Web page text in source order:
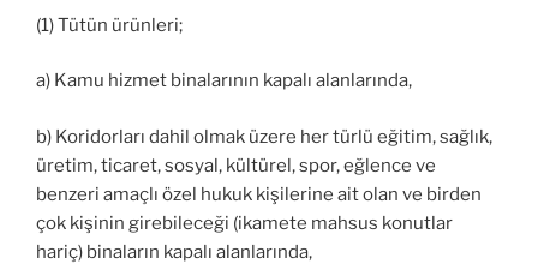
(1) Tütün ürünleri;
a) Kamu hizmet binalarının kapalı alanlarında,
b) Koridorları dahil olmak üzere her türlü eğitim, sağlık,
üretim, ticaret, sosyal, kültürel, spor, eğlence ve
benzeri amaçlı özel hukuk kişilerine ait olan ve birden
çok kişinin girebileceği (ikamete mahsus konutlar
hariç) binaların kapalı alanlarında,